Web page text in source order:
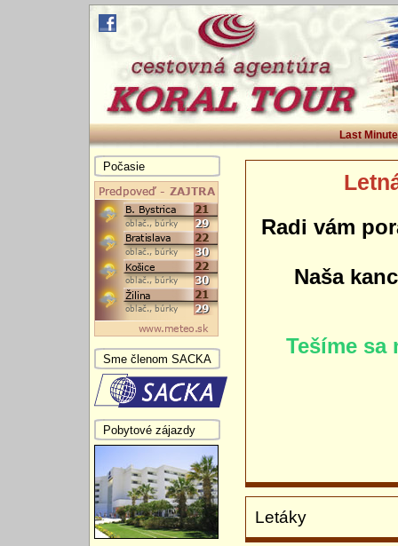
Last Minute
Radi vám
Naša
Tešíme sa
Letáky
Počasie
Sme členom SACKA
Pobytové zájazdy